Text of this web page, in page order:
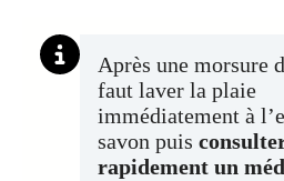
Après une morsure
faut laver la plaie
immédiatement à
savon puis
rapidement un